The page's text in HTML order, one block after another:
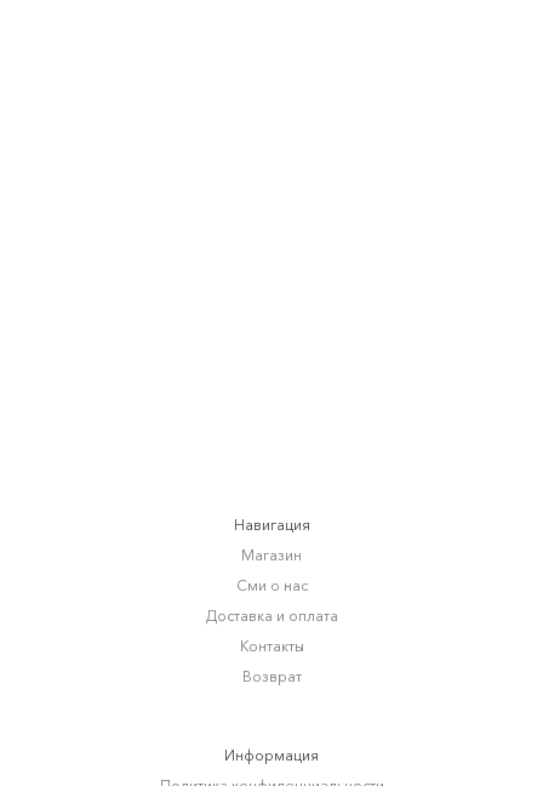
Навигация
Магазин
Сми о нас
Доставка и оплата
Контакты
Возврат
Информация